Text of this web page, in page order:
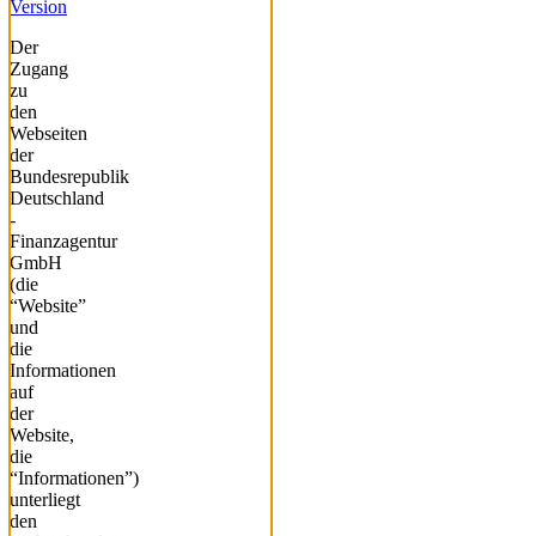
Version
Der
Zugang
zu
den
Webseiten
der
Bundesrepublik
Deutschland
-
Finanzagentur
GmbH
(die
“Website”
und
die
Informationen
auf
der
Website,
die
“Informationen”)
unterliegt
den